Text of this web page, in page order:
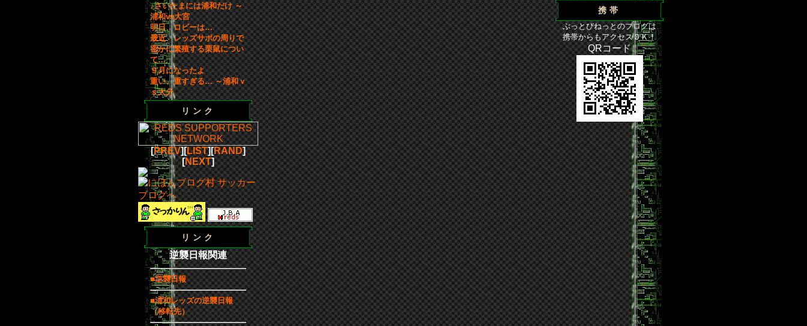
♪さいたまには浦和だけ ～
浦和vs大宮
明日、ロビーは…
最近、レッズサポの周りで
密かに繁殖する栗鼠につい
て…
９月になったよ
重い、重すぎる… ～浦和ｖ
ｓ大分
リンク
[PREV][LIST][RAND]
[NEXT]
リンク
逆襲日報関連
■逆襲日報
■浦和レッズの逆襲日報
（移転先）
携帯
ぶっとびねっとのブログは
携帯からもアクセスＯＫ！
QRコード